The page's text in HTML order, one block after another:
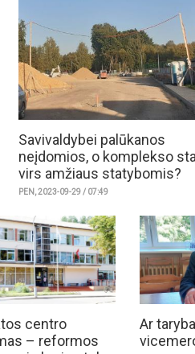
Savivaldybei palūkanos
neįdomios, o komplekso
virs amžiaus statybomis?
PEN, 2023-09-29 / 07:49
centro
– reformos
Ar